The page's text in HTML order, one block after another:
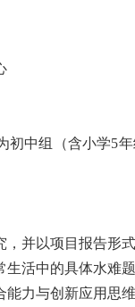
初中组（含小学5
并以项目报告形
活中的具体水难
力与创新应用思